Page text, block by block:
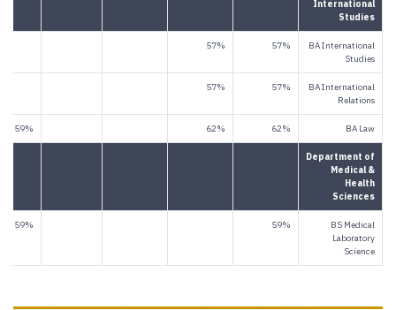
International
Studies
BA International
Studies
57%
57%
BA International
Relations
57%
57%
BA Law
62%
62%
59%
Department of
Medical &
Health
Sciences
BS Medical
Laboratory
Science
59%
59%